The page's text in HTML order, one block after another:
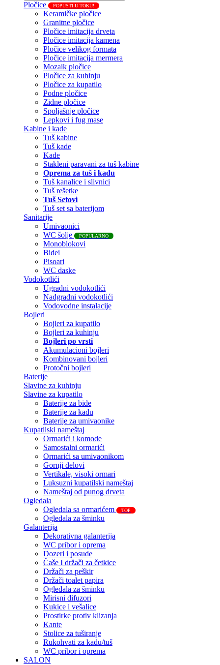
Pločice POPUSTI U TOKU!
Keramičke pločice
Granitne pločice
Pločice imitacija drveta
Pločice imitacija kamena
Pločice velikog formata
Pločice imitacija mermera
Mozaik pločice
Pločice za kuhinju
Pločice za kupatilo
Podne pločice
Zidne pločice
Spoljašnje pločice
Lepkovi i fug mase
Kabine i kade
Tuš kabine
Tuš kade
Kade
Stakleni paravani za tuš kabine
Oprema za tuš i kadu
Tuš kanalice i slivnici
Tuš rešetke
Tuš Setovi
Tuš set sa baterijom
Sanitarije
Umivaonici
WC šolje
POPULARNO
Monoblokovi
Bidei
Pisoari
WC daske
Vodokotlići
Ugradni vodokotlići
Nadgradni vodokotlići
Vodovodne instalacije
Bojleri
Bojleri za kupatilo
Bojleri za kuhinju
Bojleri po vrsti
Akumulacioni bojleri
Kombinovani bojleri
Protočni bojleri
Baterije
Slavine za kuhinju
Slavine za kupatilo
Baterije za bide
Baterije za kadu
Baterije za umivaonike
Kupatilski nameštaj
Ormarići i komode
Samostalni ormarići
Ormarići sa umivaonikom
Gornji delovi
Vertikale, visoki ormari
Luksuzni kupatilski nameštaj
Nameštaj od punog drveta
Ogledala
Ogledala sa ormarićem
TOP
Ogledala za šminku
Galanterija
Dekorativna galanterija
WC pribor i oprema
Dozeri i posude
Čaše I držači za četkice
Držači za peškir
Držači toalet papira
Ogledala za šminku
Mirisni difuzori
Kukice i vešalice
Prostirke protiv klizanja
Kante
Stolice za tuširanje
Rukohvati za kadu/tuš
WC pribor i oprema
SALON